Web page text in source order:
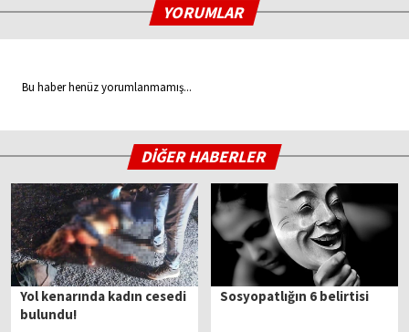
YORUMLAR
Bu haber henüz yorumlanmamış...
DİĞER HABERLER
Yol kenarında kadın cesedi
bulundu!
Sosyopatlığın 6 belirtisi